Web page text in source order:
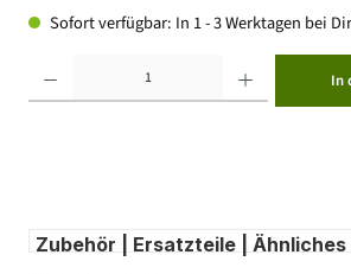
Sofort verfügbar: In 1 - 3 Werktagen bei Dir
In
Zubehör | Ersatzteile |